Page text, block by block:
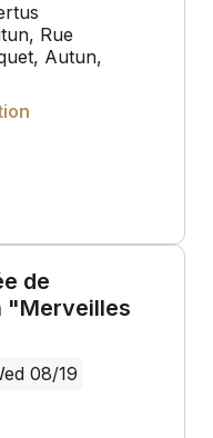
Rue
Autun,
de
"Merveilles
08/19